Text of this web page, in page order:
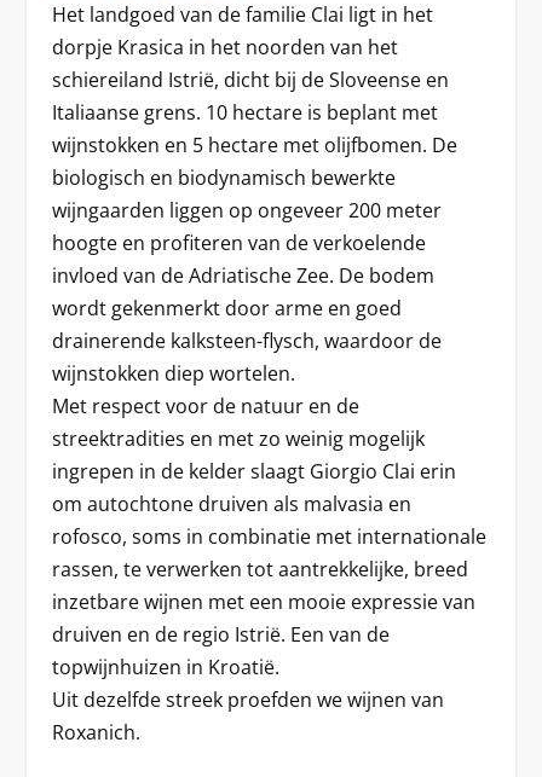
Het landgoed van de familie Clai ligt in het
dorpje Krasica in het noorden van het
schiereiland Istrië, dicht bij de Sloveense en
Italiaanse grens. 10 hectare is beplant met
wijnstokken en 5 hectare met olijfbomen. De
biologisch en biodynamisch bewerkte
wijngaarden liggen op ongeveer 200 meter
hoogte en profiteren van de verkoelende
invloed van de Adriatische Zee. De bodem
wordt gekenmerkt door arme en goed
drainerende kalksteen-flysch, waardoor de
wijnstokken diep wortelen.
Met respect voor de natuur en de
streektradities en met zo weinig mogelijk
ingrepen in de kelder slaagt Giorgio Clai erin
om autochtone druiven als malvasia en
rofosco, soms in combinatie met internationale
rassen, te verwerken tot aantrekkelijke, breed
inzetbare wijnen met een mooie expressie van
druiven en de regio Istrië. Een van de
topwijnhuizen in Kroatië.
Uit dezelfde streek proefden we wijnen van
Roxanich.